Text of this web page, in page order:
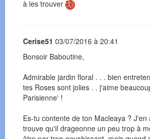
à les trouver
Cerise51 03/07/2016 à 20:41
Bonsoir Baboutine,
Admirable jardin floral . . . bien
tes Roses sont jolies . . j'aime
Parisienne' !
Es-tu contente de ton Macleaya ? J'en
trouve qu'il drageonne un peu trop à